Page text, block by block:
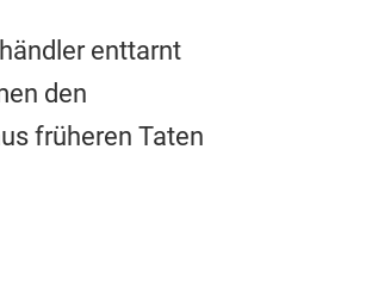
enttarnt
den
früheren Taten